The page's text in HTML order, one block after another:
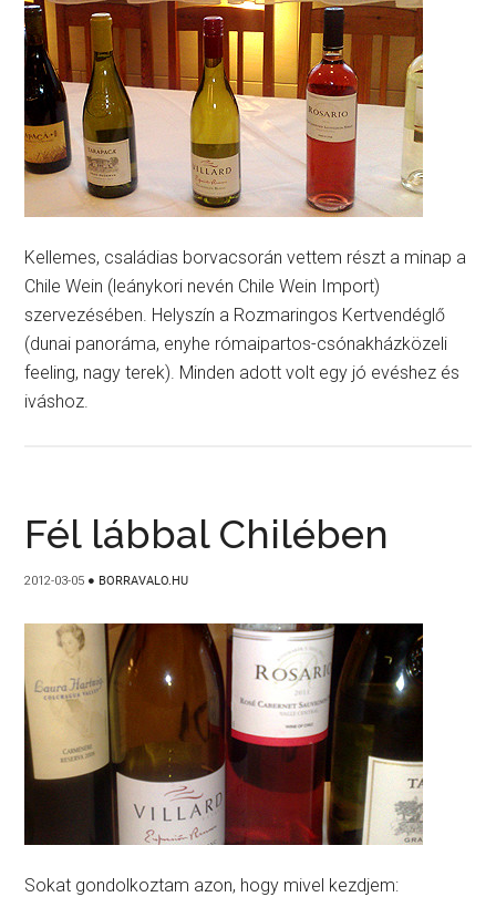
Kellemes, családias borvacsorán vettem részt a minap a
Chile Wein (leánykori nevén Chile Wein Import)
szervezésében. Helyszín a Rozmaringos Kertvendéglő
(dunai panoráma, enyhe rómaipartos-csónakházközeli
feeling, nagy terek). Minden adott volt egy jó evéshez és
iváshoz.
Fél lábbal Chilében
2012-03-05 ● BORRAVALO.HU
Sokat gondolkoztam azon, hogy mivel kezdjem: